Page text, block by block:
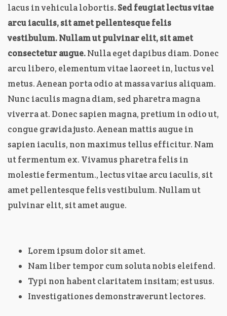
lacus in vehicula lobortis. Sed feugiat lectus vitae
arcu iaculis, sit amet pellentesque felis
vestibulum. Nullam ut pulvinar elit, sit amet
consectetur augue.Nulla eget dapibus diam. Donec
arcu libero, elementum vitae laoreet in, luctus vel
metus. Aenean porta odio at massa varius aliquam.
Nunc iaculis magna diam, sed pharetra magna
viverra at. Donec sapien magna, pretium in odio ut,
congue gravida justo. Aenean mattis augue in
sapien iaculis, non maximus tellus efficitur. Nam
ut fermentum ex. Vivamus pharetra felis in
molestie fermentum., lectus vitae arcu iaculis, sit
amet pellentesque felis vestibulum. Nullam ut
pulvinar elit, sit amet augue.
Lorem ipsum dolor sit amet.
Nam liber tempor cum soluta nobis eleifend.
Typi non habent claritatem insitam; est usus.
Investigationes demonstraverunt lectores.